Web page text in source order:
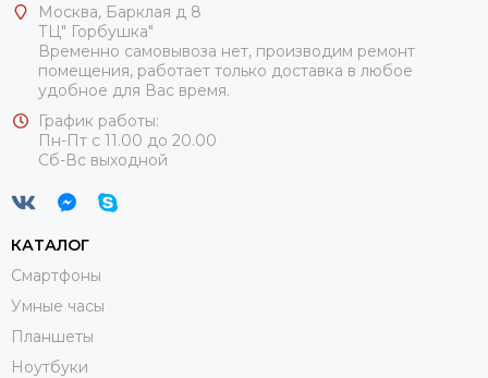
Москва, Барклая д 8
ТЦ" Горбушка"
Временно самовывоза нет, производим ремонт
помещения, работает только доставка в любое
удобное для Вас время.
График работы:
Пн-Пт с 11.00 до 20.00
Сб-Вс выходной
КАТАЛОГ
Смартфоны
Умные часы
Планшеты
Ноутбуки